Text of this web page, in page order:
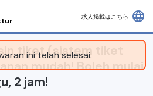
ini telah selesai.
求人掲載はこちら language
tiket (sistem tiket
mudah! Boleh mulai
2 jam!